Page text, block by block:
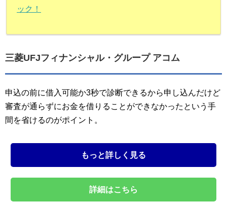
ック！
三菱UFJフィナンシャル・グループ アコム
申込の前に借入可能か3秒で診断できるから申し込んだけど
審査が通らずにお金を借りることができなかったという手
間を省けるのがポイント。
もっと詳しく見る
詳細はこちら